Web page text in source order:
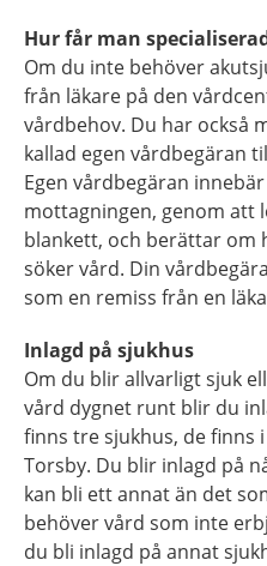
Hur får man
Om du inte behöver
från läkare på den
vårdbehov. Du har också
kallad egen vårdbegäran
Egen vårdbegäran
mottagningen, genom att
blankett, och berättar om
söker vård. Din
som en remiss från en
Inlagd på sjukhus
Om du blir allvarligt sjuk
vård dygnet runt blir du
finns tre sjukhus, de finns
Torsby. Du blir inlagd på
kan bli ett annat än det
behöver vård som inte
du bli inlagd på annat